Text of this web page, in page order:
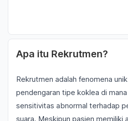
Apa itu Rekrutmen?
Rekrutmen adalah fenomena
pendengaran tipe koklea di
sensitivitas abnormal terhadap
suara. Meskipun pasien memiliki